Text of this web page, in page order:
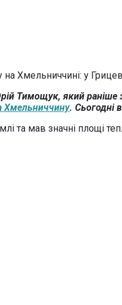
Тимощук, який раніше
Хмельниччину. Сьогодні
та мав значні площі